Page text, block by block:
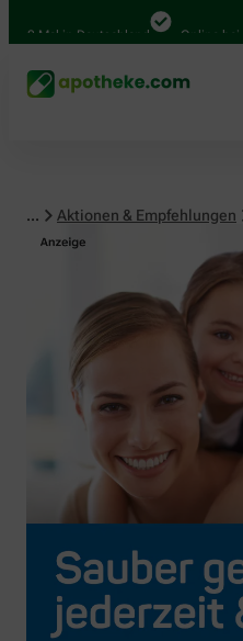
in Deutschland Online bei Ihrer
... Aktionen & Empfehlungen